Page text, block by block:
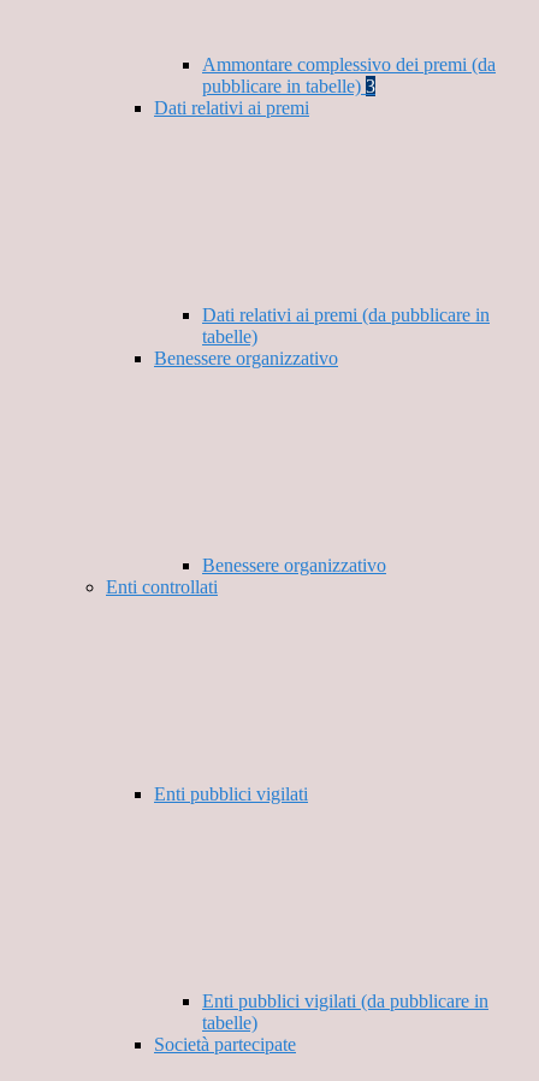
Ammontare complessivo dei premi (da
pubblicare in tabelle) 3
Dati relativi ai premi
Dati relativi ai premi (da pubblicare in
tabelle)
Benessere organizzativo
Benessere organizzativo
Enti controllati
Enti pubblici vigilati
Enti pubblici vigilati (da pubblicare in
tabelle)
Società partecipate